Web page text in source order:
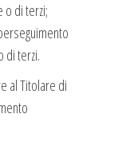
di terzi;
di terzi.
al Titolare di